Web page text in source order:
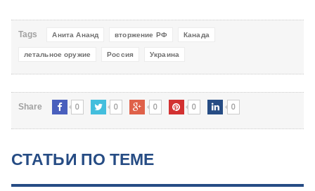
Tags Анита Ананд вторжение РФ Канада
летальное оружие Россия Украина
Share 0 0 0 0 0
СТАТЬИ ПО ТЕМЕ